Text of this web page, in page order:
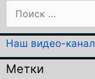
Наш видео-канал
Метки